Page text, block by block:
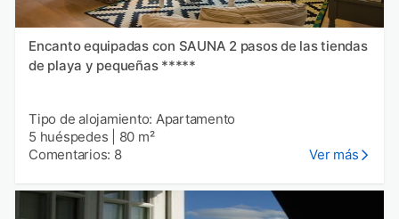
Encanto equipadas con SAUNA 2 pasos de las tiendas
de playa y pequeñas *****
Tipo de alojamiento: Apartamento
5 huéspedes
80 m²
Comentarios: 8
Ver más